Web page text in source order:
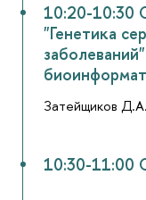
10:20-10:30
"Генетика
Затейщиков
10:30-11:00